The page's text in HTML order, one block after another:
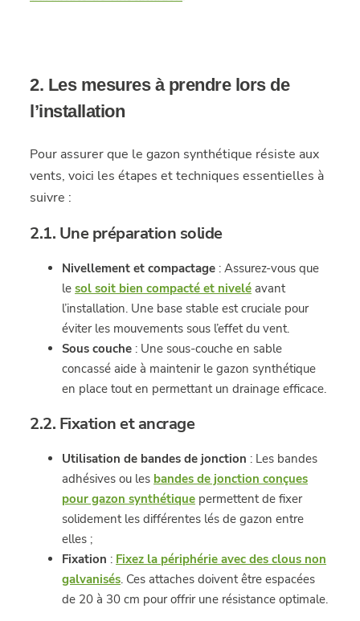
2. Les mesures à prendre lors de
l’installation
Pour assurer que le gazon synthétique résiste aux
vents, voici les étapes et techniques essentielles à
suivre :
2.1. Une préparation solide
Nivellement et compactage : Assurez-vous que
lesol soit bien compacté et nivelé avant
l’installation. Une base stable est cruciale pour
éviter les mouvements sous l’effet du vent.
Sous couche : Une sous-couche en sable
concassé aide à maintenir le gazon synthétique
en place tout en permettant un drainage efficace.
2.2. Fixation et ancrage
Utilisation de bandes de jonction : Les bandes
adhésives ou les bandes de jonction conçues
pour gazon synthétique permettent de fixer
solidement les différentes lés de gazon entre
elles ;
Fixation : Fixez la périphérie avec des clous non
galvanisés. Ces attaches doivent être espacées
de 20 à 30 cm pour offrir une résistance optimale.